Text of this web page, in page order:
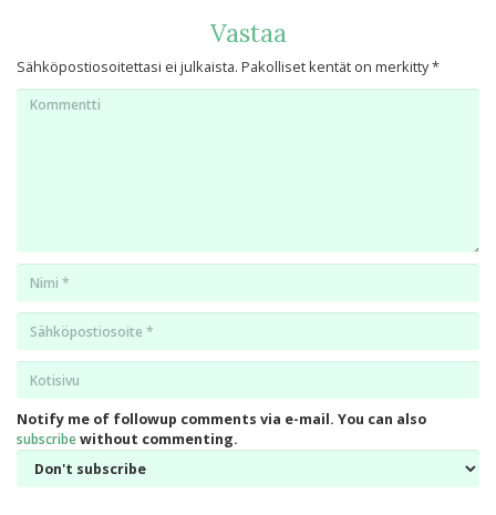
Vastaa
Sähköpostiosoitettasi ei julkaista. Pakolliset kentät on merkitty*
Kommentti
Notify me of followup comments via e-mail. You can also
subscribewithout commenting.